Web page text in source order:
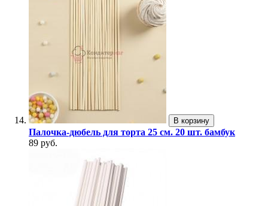
В корзину
Палочка-дюбель для торта 25 см. 20 шт. бамбук
89 руб.